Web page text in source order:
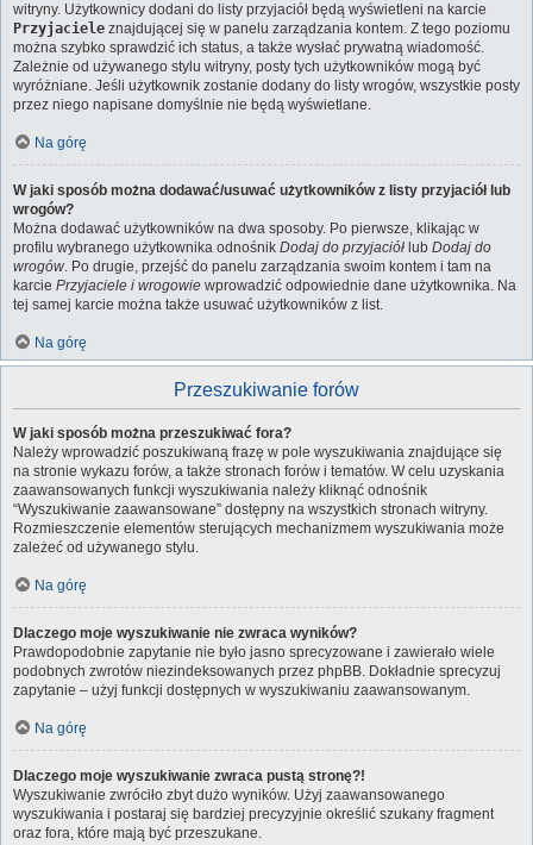
witryny. Użytkownicy dodani do listy przyjaciół będą wyświetleni na karcie
Przyjaciele znajdującej się w panelu zarządzania kontem. Z tego poziomu
można szybko sprawdzić ich status, a także wysłać prywatną wiadomość.
Zależnie od używanego stylu witryny, posty tych użytkowników mogą być
wyróżniane. Jeśli użytkownik zostanie dodany do listy wrogów, wszystkie posty
przez niego napisane domyślnie nie będą wyświetlane.
Na górę
W jaki sposób można dodawać/usuwać użytkowników z listy przyjaciół lub
wrogów?
Można dodawać użytkowników na dwa sposoby. Po pierwsze, klikając w
profilu wybranego użytkownika odnośnik Dodaj do przyjaciół lub Dodaj do
wrogów. Po drugie, przejść do panelu zarządzania swoim kontem i tam na
karcie Przyjaciele i wrogowie wprowadzić odpowiednie dane użytkownika. Na
tej samej karcie można także usuwać użytkowników z list.
Na górę
Przeszukiwanie forów
W jaki sposób można przeszukiwać fora?
Należy wprowadzić poszukiwaną frazę w pole wyszukiwania znajdujące się
na stronie wykazu forów, a także stronach forów i tematów. W celu uzyskania
zaawansowanych funkcji wyszukiwania należy kliknąć odnośnik
“Wyszukiwanie zaawansowane” dostępny na wszystkich stronach witryny.
Rozmieszczenie elementów sterujących mechanizmem wyszukiwania może
zależeć od używanego stylu.
Na górę
Dlaczego moje wyszukiwanie nie zwraca wyników?
Prawdopodobnie zapytanie nie było jasno sprecyzowane i zawierało wiele
podobnych zwrotów niezindeksowanych przez phpBB. Dokładnie sprecyzuj
zapytanie – użyj funkcji dostępnych w wyszukiwaniu zaawansowanym.
Na górę
Dlaczego moje wyszukiwanie zwraca pustą stronę?!
Wyszukiwanie zwróciło zbyt dużo wyników. Użyj zaawansowanego
wyszukiwania i postaraj się bardziej precyzyjnie określić szukany fragment
oraz fora, które mają być przeszukane.